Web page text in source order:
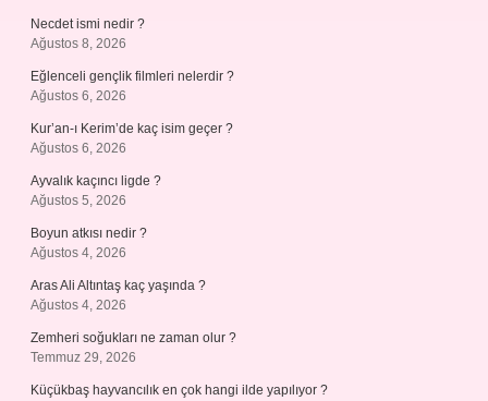
Necdet ismi nedir ?
Ağustos 8, 2026
Eğlenceli gençlik filmleri nelerdir ?
Ağustos 6, 2026
Kur’an-ı Kerim’de kaç isim geçer ?
Ağustos 6, 2026
Ayvalık kaçıncı ligde ?
Ağustos 5, 2026
Boyun atkısı nedir ?
Ağustos 4, 2026
Aras Ali Altıntaş kaç yaşında ?
Ağustos 4, 2026
Zemheri soğukları ne zaman olur ?
Temmuz 29, 2026
Küçükbaş hayvancılık en çok hangi ilde yapılıyor ?